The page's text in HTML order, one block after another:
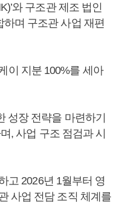
와 구조관 제조 법인
하며 구조관 사업 재편
이 지분 100%를 세아
성장 전략을 마련하기
, 사업 구조 점검과 시
고 2026년 1월부터 영
사업 전담 조직 체계를